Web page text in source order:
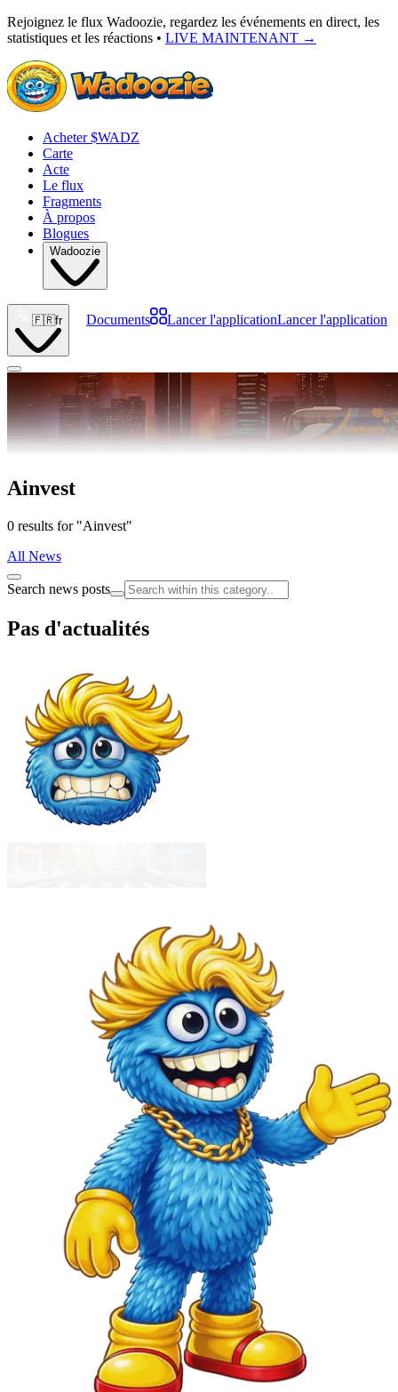
Rejoignez le flux Wadoozie, regardez les événements en direct, les
statistiques et les réactions • LIVE MAINTENANT →
Acheter $WADZ
Carte
Acte
Le flux
Fragments
À propos
Blogues
Wadoozie
🇫🇷fr Documents Lancer l'applicationLancer l'application
Ainvest
0 results for "Ainvest"
All News
Search news posts
Pas d'actualités